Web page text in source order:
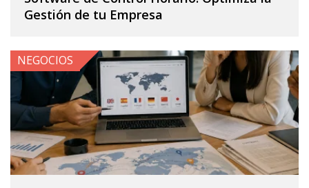
Gestión de tu Empresa
NEGOCIOS